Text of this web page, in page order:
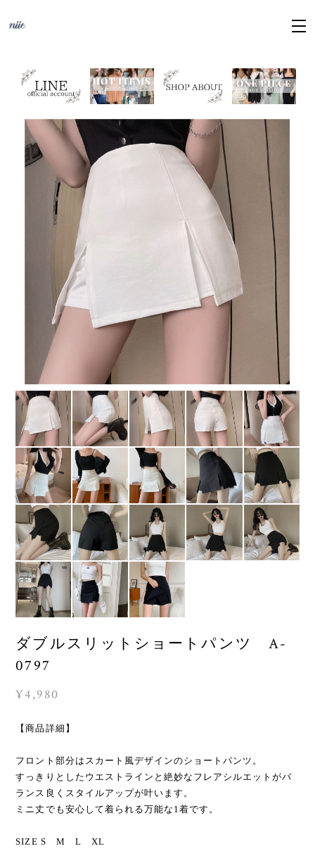
ダブルスリットショートパンツ A-
0797
¥4,980
【商品詳細】
フロント部分はスカート風デザインのショートパンツ。
すっきりとしたウエストラインと絶妙なフレアシルエットがバ
ランス良くスタイルアップが叶います。
ミニ丈でも安心して着られる万能な1着です。
SIZE S M L XL